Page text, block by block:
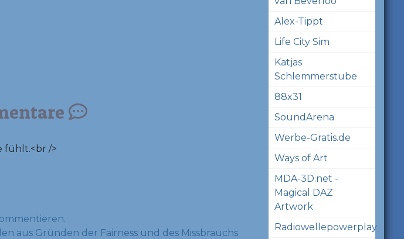
fühlt.<br />
aus Gründen der Fairness und des Missbrauchs
Alex-Tippt
Life City Sim
Katjas
Schlemmerstube
88x31
SoundArena
Werbe-Gratis.de
Ways of Art
MDA-3D.net -
Magical DAZ
Artwork
Radiowellepowerplay